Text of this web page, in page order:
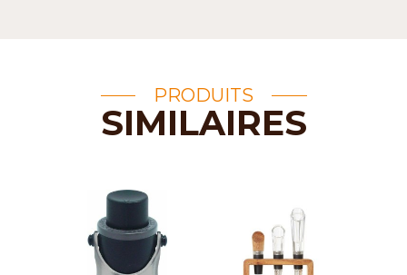
PRODUITS
SIMILAIRES